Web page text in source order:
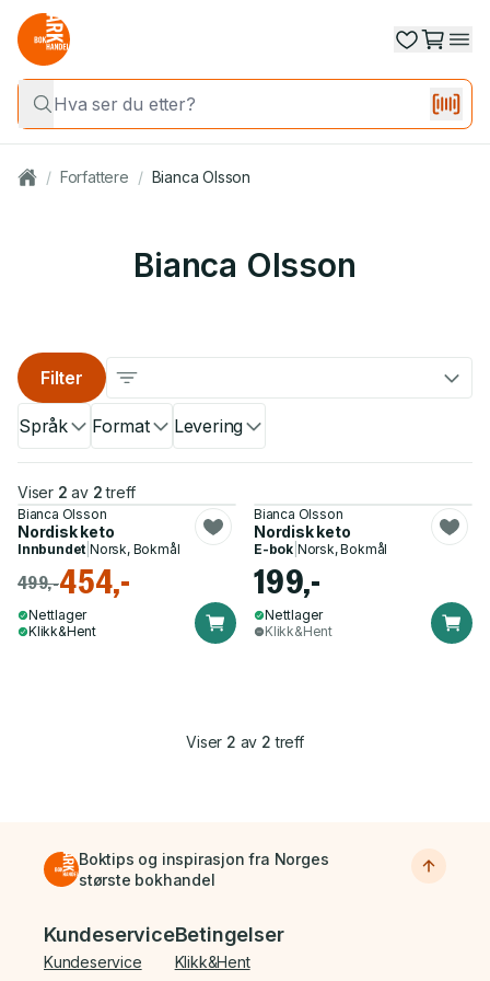
/ Forfattere / Bianca Olsson
Bianca Olsson
Språk Format Levering
Filter
Viser 2 av 2 treff
Bianca Olsson
Nordisk keto
Innbundet |Norsk, Bokmål
499,-454,-
Nettlager
Klikk&Hent
Bianca Olsson
Nordisk keto
E-bok Norsk, Bokmål
199,-
Nettlager
Klikk&Hent
Viser 2 av 2 treff
Boktips og inspirasjon fra Norges
største bokhandel
Bunnmeny
Kundeservice
Kundeservice
Betingelser
Klikk&Hent